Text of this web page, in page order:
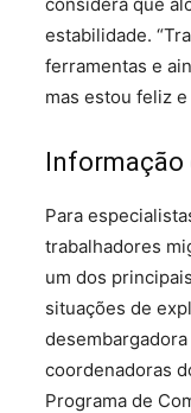
estabilidade.
ferramentas e
mas estou feliz e
Informação
Para
trabalhadores
um dos
situações de
coordenadoras
Programa de